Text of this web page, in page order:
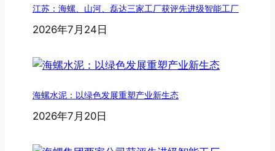
江苏：海螺、山河、磊达三家工厂获评先进级智能工厂
2026年7月24日
海螺水泥：以绿色发展重塑产业新生态
2026年7月20日